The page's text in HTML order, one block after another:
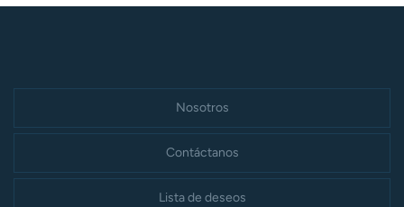
Nosotros
Contáctanos
Lista de deseos